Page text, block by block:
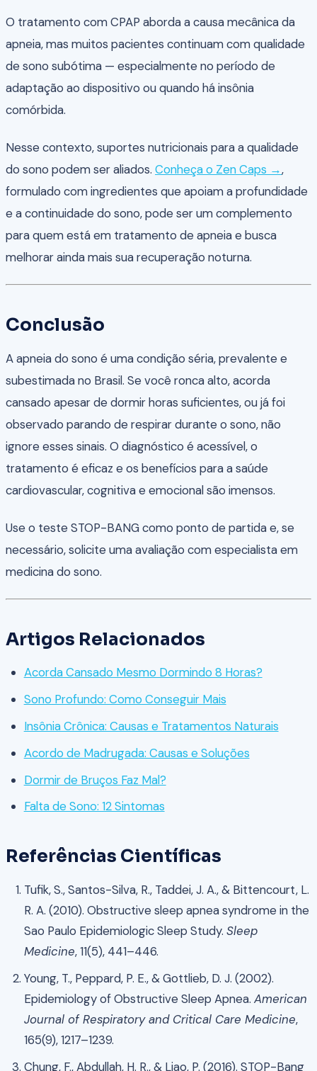
O tratamento com CPAP aborda a causa mecânica da
apneia, mas muitos pacientes continuam com qualidade
de sono subótima — especialmente no período de
adaptação ao dispositivo ou quando há insônia
comórbida.
Nesse contexto, suportes nutricionais para a qualidade
do sono podem ser aliados. Conheça o Zen Caps →,
formulado com ingredientes que apoiam a profundidade
e a continuidade do sono, pode ser um complemento
para quem está em tratamento de apneia e busca
melhorar ainda mais sua recuperação noturna.
Conclusão
A apneia do sono é uma condição séria, prevalente e
subestimada no Brasil. Se você ronca alto, acorda
cansado apesar de dormir horas suficientes, ou já foi
observado parando de respirar durante o sono, não
ignore esses sinais. O diagnóstico é acessível, o
tratamento é eficaz e os benefícios para a saúde
cardiovascular, cognitiva e emocional são imensos.
Use o teste STOP-BANG como ponto de partida e, se
necessário, solicite uma avaliação com especialista em
medicina do sono.
Artigos Relacionados
Acorda Cansado Mesmo Dormindo 8 Horas?
Sono Profundo: Como Conseguir Mais
Insônia Crônica: Causas e Tratamentos Naturais
Acordo de Madrugada: Causas e Soluções
Dormir de Bruços Faz Mal?
Falta de Sono: 12 Sintomas
Referências Científicas
Tufik, S., Santos-Silva, R., Taddei, J. A., & Bittencourt, L.
R. A. (2010). Obstructive sleep apnea syndrome in the
Sao Paulo Epidemiologic Sleep Study. Sleep
Medicine, 11(5), 441–446.
Young, T., Peppard, P. E., & Gottlieb, D. J. (2002).
Epidemiology of Obstructive Sleep Apnea. American
Journal of Respiratory and Critical Care Medicine,
165(9), 1217–1239.
Chung, F., Abdullah, H. R., & Liao, P. (2016). STOP-Bang